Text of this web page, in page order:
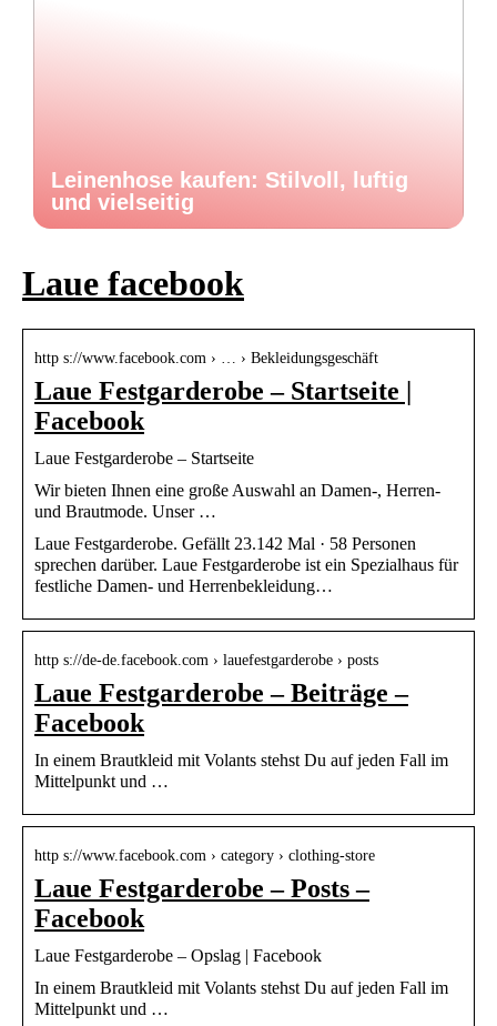
Leinenhose kaufen: Stilvoll, luftig
und vielseitig
Laue facebook
http s://www.facebook.com › … › Bekleidungsgeschäft
Laue Festgarderobe – Startseite |
Facebook
Laue Festgarderobe – Startseite
Wir bieten Ihnen eine große Auswahl an Damen-, Herren-
und Brautmode. Unser …
Laue Festgarderobe. Gefällt 23.142 Mal · 58 Personen
sprechen darüber. Laue Festgarderobe ist ein Spezialhaus für
festliche Damen- und Herrenbekleidung…
http s://de-de.facebook.com › lauefestgarderobe › posts
Laue Festgarderobe – Beiträge –
Facebook
In einem Brautkleid mit Volants stehst Du auf jeden Fall im
Mittelpunkt und …
http s://www.facebook.com › category › clothing-store
Laue Festgarderobe – Posts –
Facebook
Laue Festgarderobe – Opslag | Facebook
In einem Brautkleid mit Volants stehst Du auf jeden Fall im
Mittelpunkt und …